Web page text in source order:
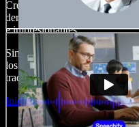
Crea voces en off, añade
derechos, clona tu voz y
e impresionantes.
Sin curva de aprendizaje y
los creadores de contenido
tradicionales y dar vida a
Iniciar Studio